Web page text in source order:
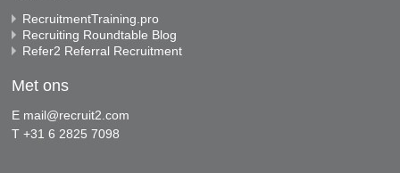
RecruitmentTraining.pro
Recruiting Roundtable Blog
Refer2 Referral Recruitment
Met ons
E mail@recruit2.com
T +31 6 2825 7098